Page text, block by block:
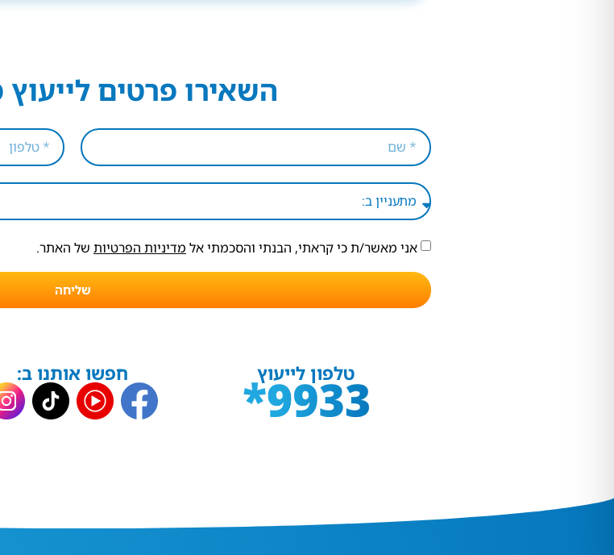
השאירו פרטים
אני מאשר/ת כי קראתי, הבנתי והסכמתי אל מדיניות הפרטיות של האתר.
שליחה
טלפון לייעוץ חפשו אותנו ב: